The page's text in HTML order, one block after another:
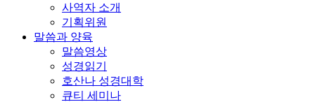
사역자 소개
기획위원
말씀과 양육
말씀영상
성경읽기
호산나 성경대학
큐티 세미나